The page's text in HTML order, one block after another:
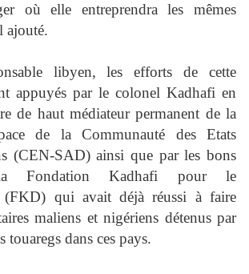
où elle entreprendra les mêmes
ajouté.
libyen, les efforts de cette
appuyés par le colonel Kadhafi en
de haut médiateur permanent de la
de la Communauté des Etats
(CEN-SAD) ainsi que par les bons
Fondation Kadhafi pour le
(FKD) qui avait déjà réussi à faire
maliens et nigériens détenus par
touaregs dans ces pays.